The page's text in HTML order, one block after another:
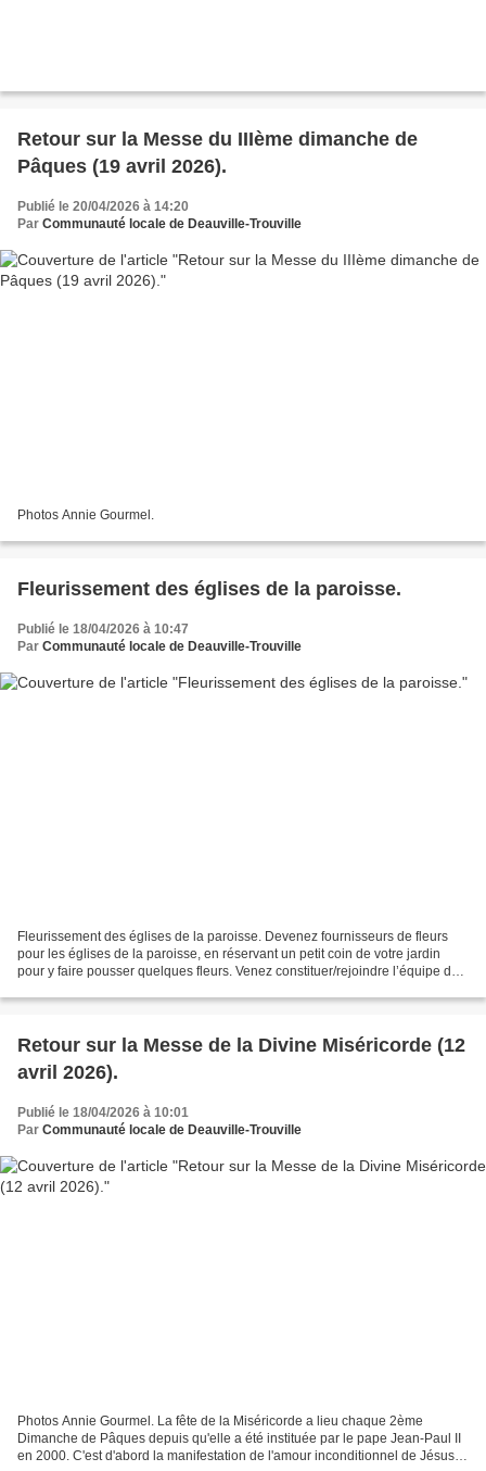
Retour sur la Messe du IIIème dimanche de
Pâques (19 avril 2026).
Publié le 20/04/2026 à 14:20
Par Communauté locale de Deauville-Trouville
Photos Annie Gourmel.
Fleurissement des églises de la paroisse.
Publié le 18/04/2026 à 10:47
Par Communauté locale de Deauville-Trouville
Fleurissement des églises de la paroisse. Devenez fournisseurs de fleurs
pour les églises de la paroisse, en réservant un petit coin de votre jardin
pour y faire pousser quelques fleurs. Venez constituer/rejoindre l’équipe des
Retour sur la Messe de la Divine Miséricorde (12
avril 2026).
Publié le 18/04/2026 à 10:01
Par Communauté locale de Deauville-Trouville
Photos Annie Gourmel. La fête de la Miséricorde a lieu chaque 2ème
Dimanche de Pâques depuis qu'elle a été instituée par le pape Jean-Paul II
en 2000. C'est d'abord la manifestation de l'amour inconditionnel de Jésus